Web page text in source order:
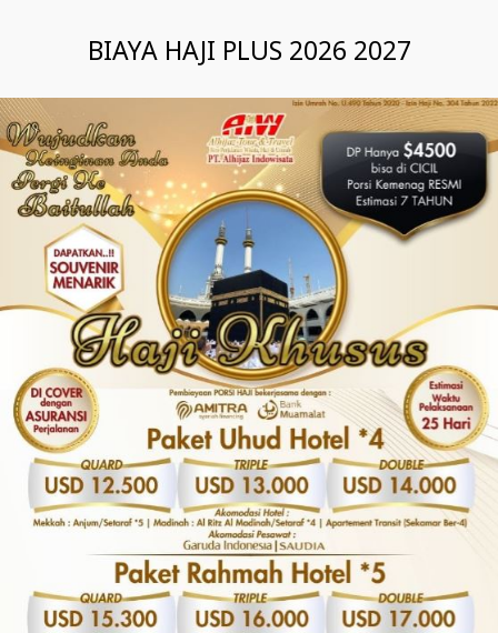
BIAYA HAJI PLUS 2026 2027